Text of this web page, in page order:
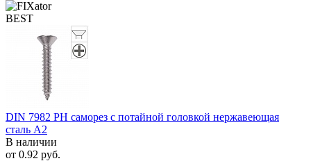
BEST
DIN 7982 PH саморез с потайной головкой нержавеющая
сталь A2
В наличии
от 0.92 руб.